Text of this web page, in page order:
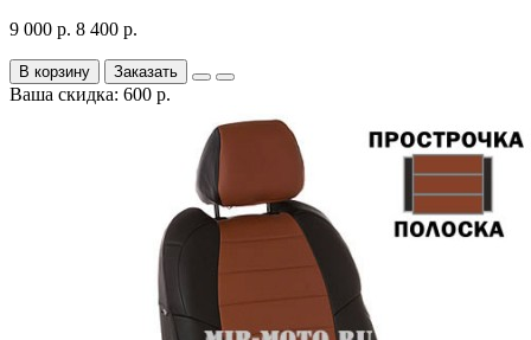
9 000 р. 8 400 р.
В корзину Заказать
Ваша скидка: 600 р.